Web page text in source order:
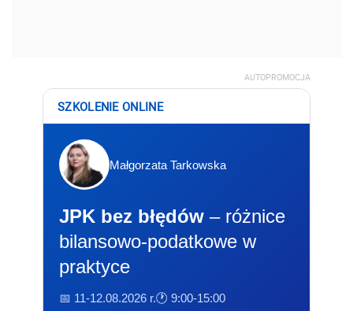
AUTOPROMOCJA
SZKOLENIE ONLINE
Małgorzata Tarkowska
JPK bez błędów – różnice
bilansowo-podatkowe w
praktyce
📅 11-12.08.2026 r.🕐 9:00-15:00